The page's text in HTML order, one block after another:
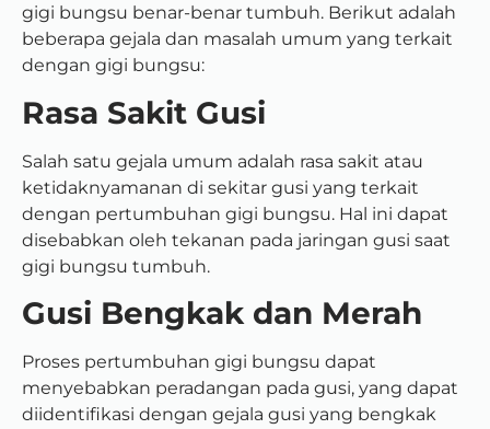
gigi bungsu benar-benar tumbuh. Berikut adalah
beberapa gejala dan masalah umum yang terkait
dengan gigi bungsu:
Rasa Sakit Gusi
Salah satu gejala umum adalah rasa sakit atau
ketidaknyamanan di sekitar gusi yang terkait
dengan pertumbuhan gigi bungsu. Hal ini dapat
disebabkan oleh tekanan pada jaringan gusi saat
gigi bungsu tumbuh.
Gusi Bengkak dan Merah
Proses pertumbuhan gigi bungsu dapat
menyebabkan peradangan pada gusi, yang dapat
diidentifikasi dengan gejala gusi yang bengkak